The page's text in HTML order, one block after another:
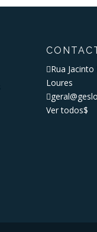
Rua
Loures

Ver todos$